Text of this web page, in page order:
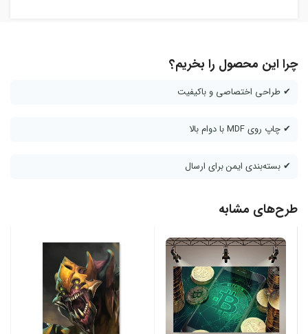
چرا این محصول را بخریم؟
✔ طراحی اختصاصی و باکیفیت
✔ چاپ روی MDF با دوام بالا
✔ بسته‌بندی ایمن برای ارسال
طرح‌های مشابه